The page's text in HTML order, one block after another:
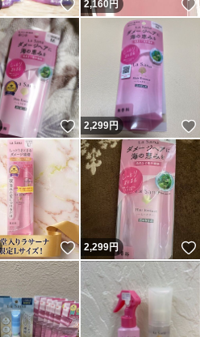
いいね！
2,160 円
いいね！
2,299円
いいね！
2,299円